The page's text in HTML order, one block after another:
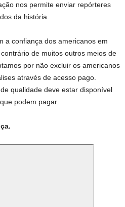
nos permite enviar repórteres
da história.
a confiança dos americanos em
de muitos outros meios de
por não excluir os americanos
através de acesso pago.
qualidade deve estar disponível
podem pagar.